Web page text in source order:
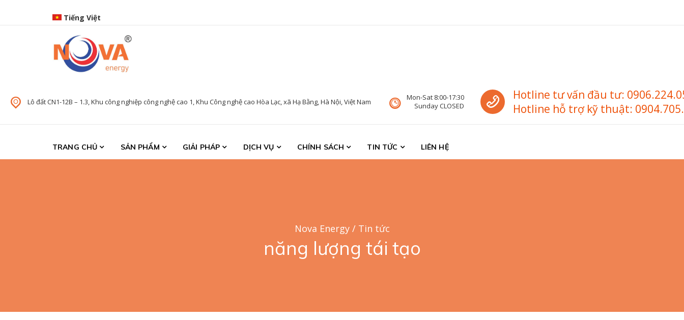
Tiếng Việt
Nova Energy
Nova Energy
TRANG CHỦ SẢN PHẨM GIẢI PHÁP DỊCH VỤ CHÍNH SÁCH TIN TỨC LIÊN HỆ
Call us
Hotline tư vấn đầu tư:
Hotline hỗ trợ kỹ thuật:
Mon-Sat 8:00-17:30
Sunday CLOSED
Lô đất CN1-12B – 1.3, Khu công nghiệp công nghệ cao 1, Khu Công nghệ cao Hòa Lạc, xã Hạ Bằng, Hà Nội, Việt Nam
năng lượng tái tạo
Nova Energy/ Tin tức